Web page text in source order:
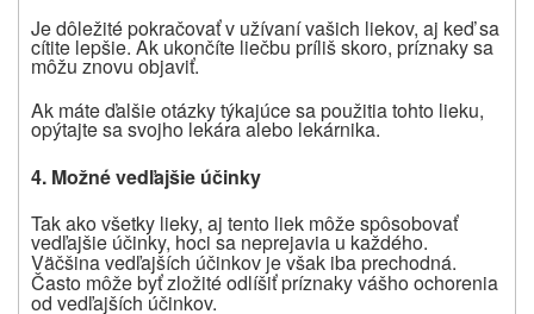
Je dôležité pokračovať v užívaní vašich liekov, aj keď sa
cítite lepšie. Ak ukončíte liečbu príliš skoro, príznaky sa
môžu znovu objaviť.
Ak máte ďalšie otázky týkajúce sa použitia tohto lieku,
opýtajte sa svojho lekára alebo lekárnika.
4. Možné vedľajšie účinky
Tak ako všetky lieky, aj tento liek môže spôsobovať
vedľajšie účinky, hoci sa neprejavia u každého.
Väčšina vedľajších účinkov je však iba prechodná.
Často môže byť zložité odlíšiť príznaky vášho ochorenia
od vedľajších účinkov.